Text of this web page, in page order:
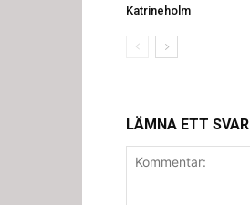
Katrineholm
LÄMNA ETT SVAR